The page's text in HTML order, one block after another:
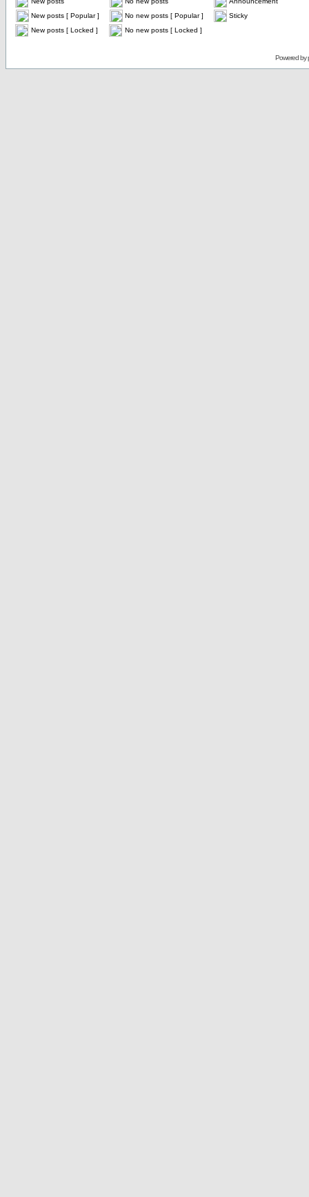
New posts [ Popular ]
No new posts [ Popular ]
Sticky
New posts [ Locked ]
No new posts [ Locked ]
Powered by